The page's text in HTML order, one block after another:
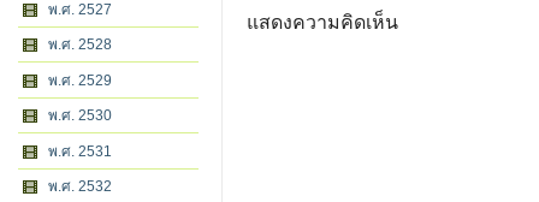
พ.ศ. 2527
พ.ศ. 2528
พ.ศ. 2529
พ.ศ. 2530
พ.ศ. 2531
พ.ศ. 2532
แสดงความคิดเห็น